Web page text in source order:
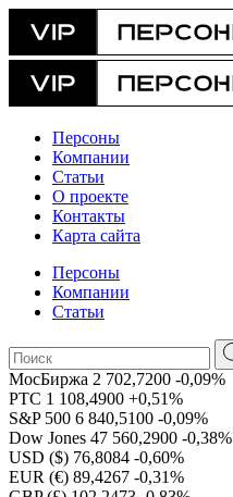
Персоны
Компании
Статьи
О проекте
Контакты
Карта сайта
Персоны
Компании
Статьи
МосБиржа 2 702,7200 -0,09%
РТС 1 108,4900 +0,51%
S&P 500 6 840,5100 -0,09%
Dow Jones 47 560,2900 -0,38%
USD ($) 76,8084 -0,60%
EUR (€) 89,4267 -0,31%